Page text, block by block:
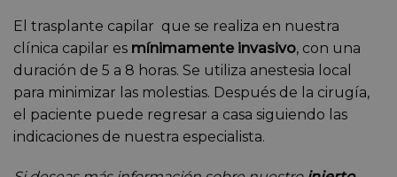
El trasplante capilar que se realiza en nuestra
clínica capilar es mínimamente invasivo, con una
duración de 5 a 8 horas. Se utiliza anestesia local
para minimizar las molestias. Después de la cirugía,
el paciente puede regresar a casa siguiendo las
indicaciones de nuestra especialista.